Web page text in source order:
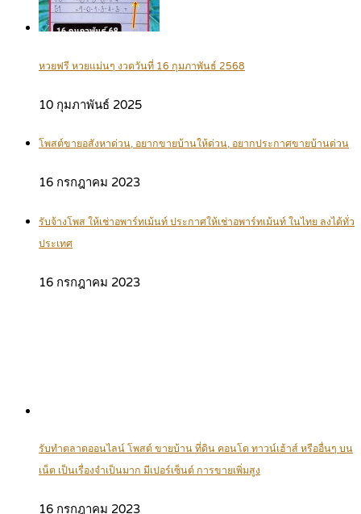
หวยฟรี หวยแม่นๆ งวดวันที่ 16 กุมภาพันธ์ 2568
10 กุมภาพันธ์ 2025
โพสต์ขายอสังหาด่วน, อยากขายบ้านให้ด่วน, อยากประกาศขายบ้านด่วน
16 กรกฎาคม 2023
รับจ้างโพส ให้เช่าอพาร์ทเม้นท์ ประกาศให้เช่าอพาร์ทเม้นท์ ในไทย ลงได้ทั่ว
ประเทศ
16 กรกฎาคม 2023
รับทำตลาดออนไลน์ โพสต์ ขายบ้าน ที่ดิน คอนโด ทาวน์เฮ้าส์ หรืออื่นๆ บน
เน็ต เป็นเรื่องจำเป็นมาก มีเปอร์เซ็นต์ การขายเพิ่มสูง
16 กรกฎาคม 2023